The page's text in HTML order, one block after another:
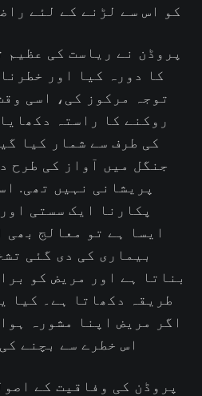
کو اس سے لڑنے کے لئے
پروڈن نے ریاست کی عظیم
کا دورہ کیا اور
توجہ مرکوز کی، اسی
روکنے کا راستہ
کی طرف سے شمار کیا
جنگل میں آواز کی طرح
پریشانی نہیں تھی.
پکارنا ایک سستی
ایسا ہے تو معالج بھی
بیماری کی دی گئی
بناتا ہے اور مریض کو
طریقہ دکھاتا ہے۔ کیا
اگر مریض اپنا مشورہ
اس خطرے سے بچنے
پروڈن کی وفاقیت کے